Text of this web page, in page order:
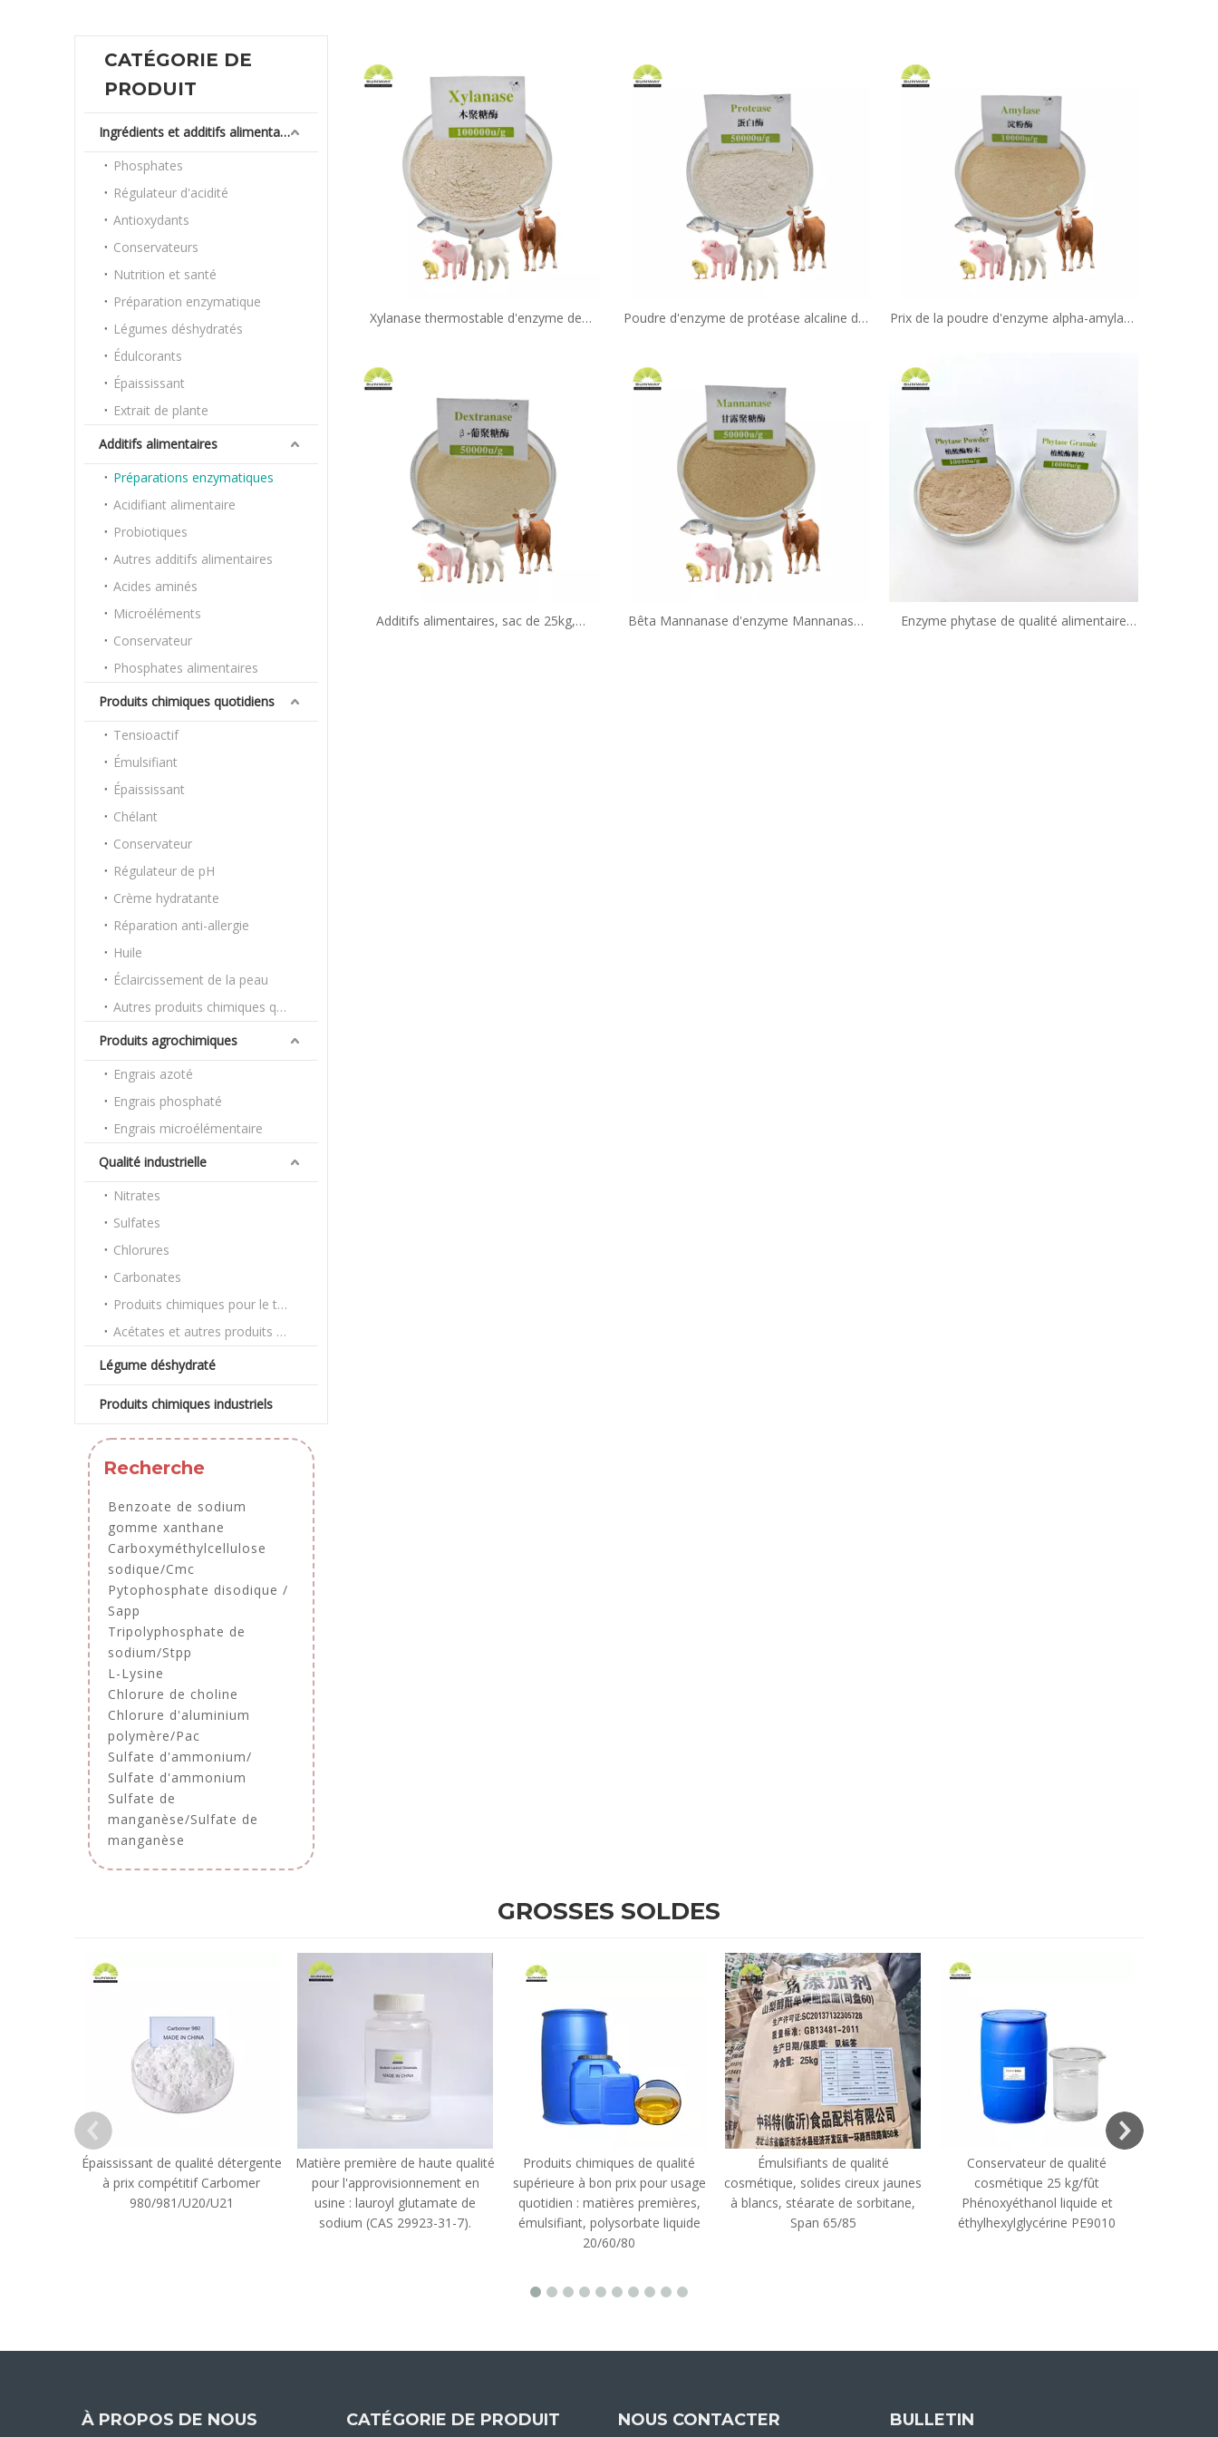
CATÉGORIE DE
PRODUIT
Ingrédients et additifs alimentaires
Phosphates
Régulateur d'acidité
Antioxydants
Conservateurs
Nutrition et santé
Préparation enzymatique
Légumes déshydratés
Édulcorants
Épaississant
Extrait de plante
Additifs alimentaires
Préparations enzymatiques
Acidifiant alimentaire
Probiotiques
Autres additifs alimentaires
Acides aminés
Microéléments
Conservateur
Phosphates alimentaires
Produits chimiques quotidiens
Tensioactif
Émulsifiant
Épaississant
Chélant
Conservateur
Régulateur de pH
Crème hydratante
Réparation anti-allergie
Huile
Éclaircissement de la peau
Autres produits chimiques quotidiens
Produits agrochimiques
Engrais azoté
Engrais phosphaté
Engrais microélémentaire
Qualité industrielle
Nitrates
Sulfates
Chlorures
Carbonates
Produits chimiques pour le traitement de l'eau
Acétates et autres produits chimiques en vrac
Légume déshydraté
Produits chimiques industriels
Recherche
Benzoate de sodium
gomme xanthane
Carboxyméthylcellulose
sodique/Cmc
Pytophosphate disodique /
Sapp
Tripolyphosphate de
sodium/Stpp
L-Lysine
Chlorure de choline
Chlorure d'aluminium
polymère/Pac
Sulfate d'ammonium/
Sulfate d'ammonium
Sulfate de
manganèse/Sulfate de
manganèse
Xylanase thermostable d'enzyme de
Poudre d'enzyme de protéase alcaline de
Prix ​​de la poudre d'enzyme alpha-amylase
Additifs alimentaires, sac de 25kg,
Bêta Mannanase d'enzyme Mannanase
Enzyme phytase de qualité alimentaire
GROSSES SOLDES
Épaississant de qualité détergente
à prix compétitif Carbomer
980/981/U20/U21
Matière première de haute qualité
pour l'approvisionnement en
usine : lauroyl glutamate de
sodium (CAS 29923-31-7).
Produits chimiques de qualité
supérieure à bon prix pour usage
quotidien : matières premières,
émulsifiant, polysorbate liquide
20/60/80
Émulsifiants de qualité
cosmétique, solides cireux jaunes
à blancs, stéarate de sorbitane,
Span 65/85
Conservateur de qualité
cosmétique 25 kg/fût
Phénoxyéthanol liquide et
éthylhexylglycérine PE9010
À PROPOS DE NOUS CATÉGORIE DE PRODUIT NOUS CONTACTER BULLETIN